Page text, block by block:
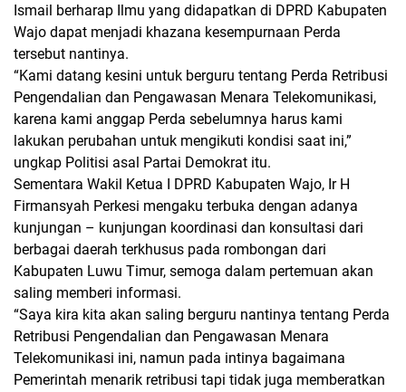
Ismail berharap Ilmu yang didapatkan di DPRD Kabupaten
Wajo dapat menjadi khazana kesempurnaan Perda
tersebut nantinya.
“Kami datang kesini untuk berguru tentang Perda Retribusi
Pengendalian dan Pengawasan Menara Telekomunikasi,
karena kami anggap Perda sebelumnya harus kami
lakukan perubahan untuk mengikuti kondisi saat ini,”
ungkap Politisi asal Partai Demokrat itu.
Sementara Wakil Ketua I DPRD Kabupaten Wajo, Ir H
Firmansyah Perkesi mengaku terbuka dengan adanya
kunjungan – kunjungan koordinasi dan konsultasi dari
berbagai daerah terkhusus pada rombongan dari
Kabupaten Luwu Timur, semoga dalam pertemuan akan
saling memberi informasi.
“Saya kira kita akan saling berguru nantinya tentang Perda
Retribusi Pengendalian dan Pengawasan Menara
Telekomunikasi ini, namun pada intinya bagaimana
Pemerintah menarik retribusi tapi tidak juga memberatkan